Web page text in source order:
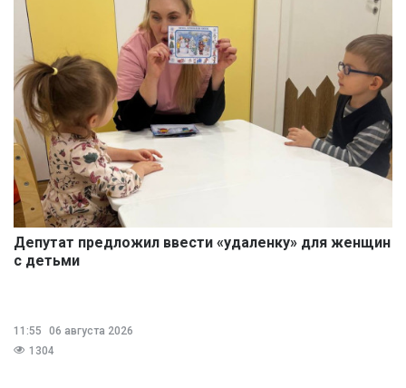
Депутат предложил ввести «удаленку» для женщин
с детьми
11:55
06 августа 2026
1304